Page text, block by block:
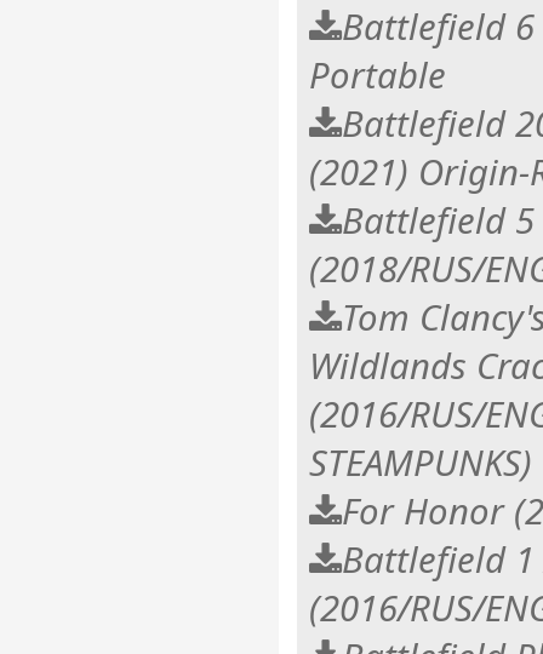
Battlefield 6
Portable
Battlefield
(2021) Origin-
Battlefield 5
(2018/RUS/
Tom
Wildlands
(2016/RUS/
STEAMPUNKS)
For Honor
Battlefield
(2016/RUS/